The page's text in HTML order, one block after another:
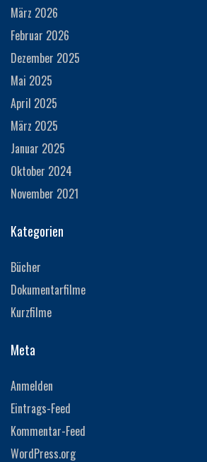
März 2026
Februar 2026
Dezember 2025
Mai 2025
April 2025
März 2025
Januar 2025
Oktober 2024
November 2021
Kategorien
Bücher
Dokumentarfilme
Kurzfilme
Meta
Anmelden
Eintrags-Feed
Kommentar-Feed
WordPress.org